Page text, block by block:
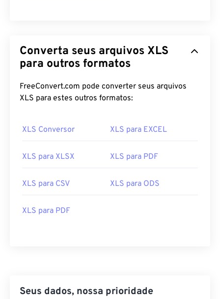
Converta seus arquivos XLS
para outros formatos
FreeConvert.com pode converter seus arquivos
XLS para estes outros formatos:
XLS Conversor XLS para EXCEL
XLS para XLSX XLS para PDF
XLS para CSV XLS para ODS
XLS para PDF
Seus dados, nossa prioridade